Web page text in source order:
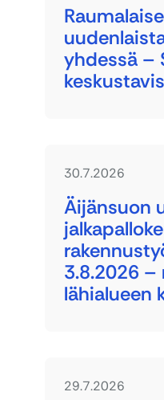
yhdessä –
Äijänsuon
3.8.2026
lähialueen
30.7.2026
29.7.2026